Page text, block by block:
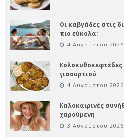
Οι καβγάδες στις
πιο εύκολα;
4 Αυγούστου 2026
Κολοκυθοκεφτέδες
γιαουρτιού
4 Αυγούστου 2026
Καλοκαιρινές
χαρούμενη
3 Αυγούστου 2026